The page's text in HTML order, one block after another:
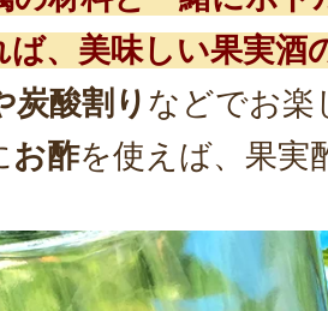
ば、美味しい果実酒
炭酸割り などでお楽
お酢を使えば、果実